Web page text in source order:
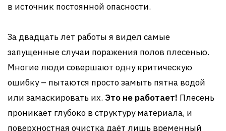
в источник постоянной опасности.
За двадцать лет работы я видел самые
запущенные случаи поражения полов плесенью.
Многие люди совершают одну критическую
ошибку – пытаются просто замыть пятна водой
или замаскировать их. Это не работает! Плесень
проникает глубоко в структуру материала, и
поверхностная очистка даёт лишь временный